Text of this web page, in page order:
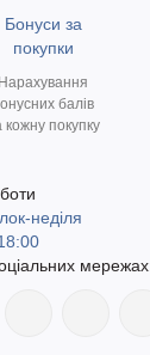
Бонуси за
покупки
Нарахування
балів
кожну покупку
неділя